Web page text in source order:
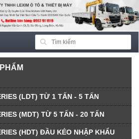
(LDT) TỪ 1 TẤN - 5 TẤN
(MDT) TỪ 5 TẤN - 20 TẤN
(HDT) ĐẦU KÉO NHẬP KHẨU